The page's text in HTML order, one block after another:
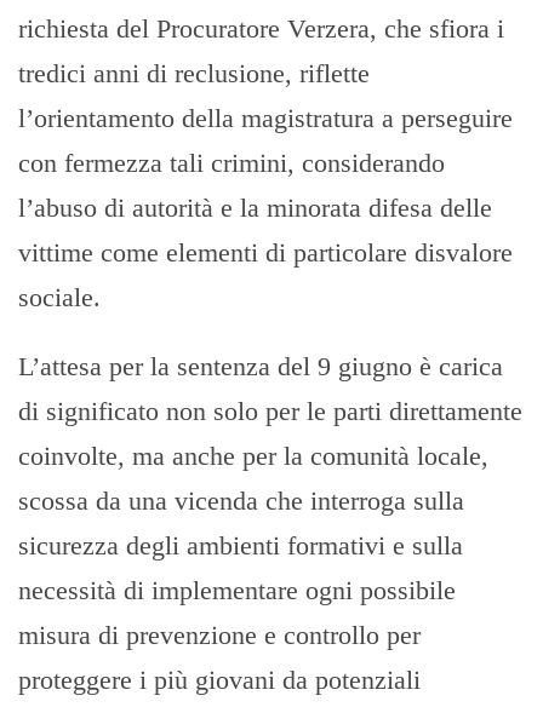
richiesta del Procuratore Verzera, che sfiora i
tredici anni di reclusione, riflette
l’orientamento della magistratura a perseguire
con fermezza tali crimini, considerando
l’abuso di autorità e la minorata difesa delle
vittime come elementi di particolare disvalore
sociale.
L’attesa per la sentenza del 9 giugno è carica
di significato non solo per le parti direttamente
coinvolte, ma anche per la comunità locale,
scossa da una vicenda che interroga sulla
sicurezza degli ambienti formativi e sulla
necessità di implementare ogni possibile
misura di prevenzione e controllo per
proteggere i più giovani da potenziali